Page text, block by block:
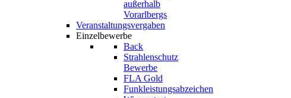
außerhalb
Vorarlbergs
Veranstaltungsvergaben
Einzelbewerbe
Back
Strahlenschutz
Bewerbe
FLA Gold
Funkleistungsabzeichen